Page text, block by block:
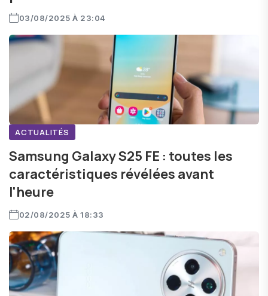
03/08/2025 À 23:04
ACTUALITÉS
Samsung Galaxy S25 FE : toutes les
caractéristiques révélées avant
l'heure
02/08/2025 À 18:33